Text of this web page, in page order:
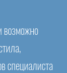
возможно
специалиста